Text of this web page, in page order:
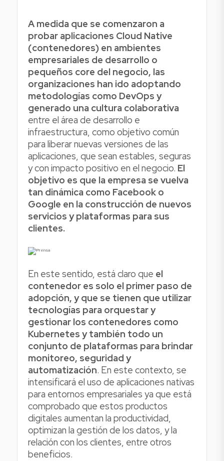
A medida que se comenzaron a
probar aplicaciones Cloud Native
(contenedores) en ambientes
empresariales de desarrollo o
pequeños core del negocio, las
organizaciones han ido adoptando
metodologías como DevOps y
generado una cultura colaborativa
entre el área de desarrollo e
infraestructura, como objetivo común
para liberar nuevas versiones de las
aplicaciones, que sean estables, seguras
y con impacto positivo en el negocio. El
objetivo es que la empresa se vuelva
tan dinámica como Facebook o
Google en la construcción de nuevos
servicios y plataformas para sus
clientes.
En este sentido, está claro que el
contenedor es solo el primer paso de
adopción, y que se tienen que utilizar
tecnologías para orquestar y
gestionar los contenedores como
Kubernetes y también todo un
conjunto de plataformas para brindar
monitoreo, seguridad y
automatización. En este contexto, se
intensificará el uso de aplicaciones nativas
para entornos empresariales ya que está
comprobado que estos productos
digitales aumentan la productividad,
optimizan la gestión de los datos, y la
relación con los clientes, entre otros
beneficios.